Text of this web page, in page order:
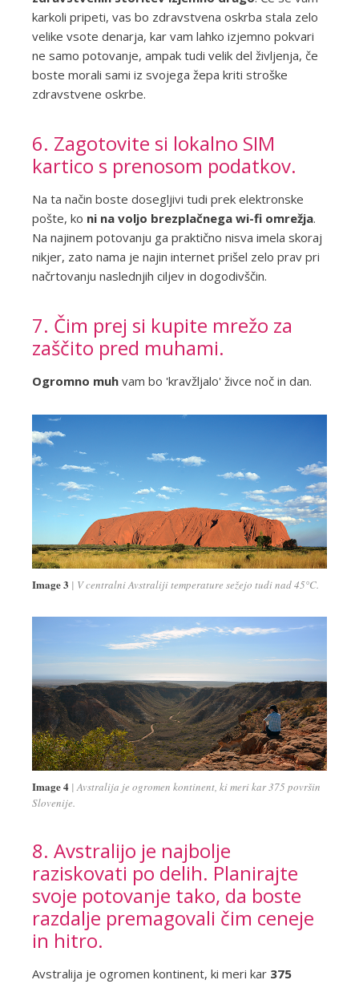
karkoli pripeti, vas bo zdravstvena oskrba stala zelo
velike vsote denarja, kar vam lahko izjemno pokvari
ne samo potovanje, ampak tudi velik del življenja, če
boste morali sami iz svojega žepa kriti stroške
zdravstvene oskrbe.
6. Zagotovite si lokalno SIM
kartico s prenosom podatkov.
Na ta način boste dosegljivi tudi prek elektronske
pošte, ko ni na voljo brezplačnega wi-fi omrežja.
Na najinem potovanju ga praktično nisva imela skoraj
nikjer, zato nama je najin internet prišel zelo prav pri
načrtovanju naslednjih ciljev in dogodivščin.
7. Čim prej si kupite mrežo za
zaščito pred muhami.
Ogromno muhvam bo 'kravžljalo' živce noč in dan.
Image 3 V centralni Avstraliji temperature sežejo tudi nad 45°C.
Image 4 Avstralija je ogromen kontinent, ki meri kar 375 površin
Slovenije.
8. Avstralijo je najbolje
raziskovati po delih. Planirajte
svoje potovanje tako, da boste
razdalje premagovali čim ceneje
in hitro.
Avstralija je ogromen kontinent, ki meri kar 375